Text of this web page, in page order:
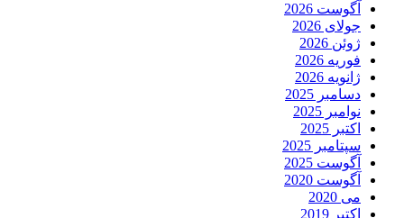
آگوست 2026
جولای 2026
ژوئن 2026
فوریه 2026
ژانویه 2026
دسامبر 2025
نوامبر 2025
اکتبر 2025
سپتامبر 2025
آگوست 2025
آگوست 2020
می 2020
اکتبر 2019